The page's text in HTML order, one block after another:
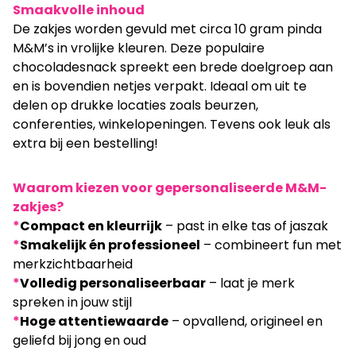
Smaakvolle inhoud
De zakjes worden gevuld met circa 10 gram pinda
M&M’s in vrolijke kleuren. Deze populaire
chocoladesnack spreekt een brede doelgroep aan
en is bovendien netjes verpakt. Ideaal om uit te
delen op drukke locaties zoals beurzen,
conferenties, winkelopeningen. Tevens ook leuk als
extra bij een bestelling!
Waarom kiezen voor gepersonaliseerde M&M-
zakjes?
*Compact en kleurrijk – past in elke tas of jaszak
*Smakelijk én professioneel – combineert fun met
merkzichtbaarheid
*Volledig personaliseerbaar – laat je merk
spreken in jouw stijl
*Hoge attentiewaarde – opvallend, origineel en
geliefd bij jong en oud